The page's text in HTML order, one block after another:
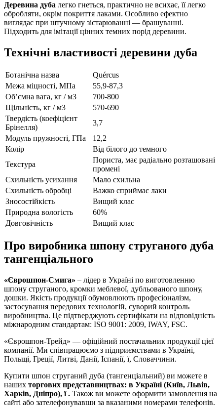
Деревина дуба легко гнеться, практично не всихає, її легко
обробляти, окрім покриття лаками. Особливо ефектно
виглядає при штучному зістарюванні — брашуванні.
Підходить для імітації цінних темних порід деревини.
Технічні властивості деревини дуба
Ботанічна назва
Quércus
Межа міцності, МПа
55,9-87,3
Об’ємна вага, кг / м3
700-800
Щільність, кг / м3
570-690
Твердість (коефіцієнт
Брінелля)
3,7
Модуль пружності, ГПа
12,2
Колір
Від білого до темного
Текстура
Пориста, має радіально розташовані
промені
Схильність усихання
Мало схильна
Схильність обробці
Важко сприймає лаки
Зносостійкість
Вищий клас
Природна вологість
60%
Довговічність
Вищий клас
Про виробника шпону струганого дуба
тангенціального
«Єврошпон-Смига» – лідер в Україні по виготовленню
шпону струганого, кромки меблевої, дубльованого шпону,
дошки. Якість продукції обумовлюють професіоналізм,
застосування передових технологій, суворий контроль
виробництва. Це підтверджують сертифікати на відповідність
міжнародним стандартам: ISO 9001: 2009, IWAY, FSC.
«Єврошпон-Трейд» — офіційний постачальник продукції цієї
компанії. Ми співпрацюємо з підприємствами в Україні,
Польщі, Греції, Литві, Данії, Іспанії, ї, Словаччини.
Купити шпон струганий дуба (тангенціальний) ви можете в
наших торгових представництвах: в Україні (Київ, Львів,
Харків, Дніпро), ї . Також ви можете оформити замовлення на
сайті або зателефонувавши за вказаними номерами телефонів.